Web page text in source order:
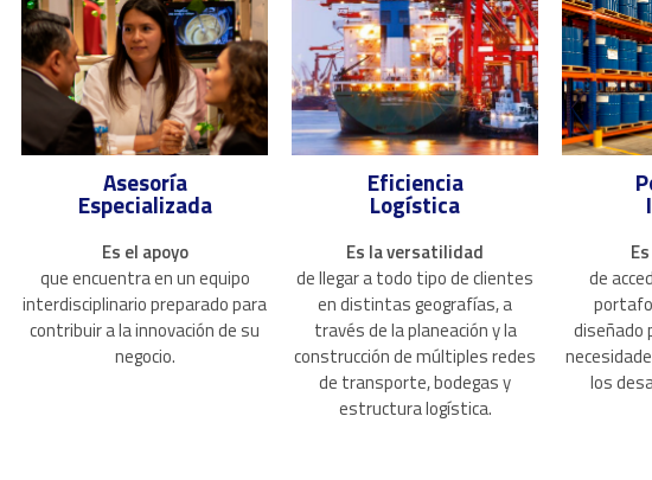
Asesoría
Especializada
Es el apoyo
que encuentra en un equipo
interdisciplinario preparado para
contribuir a la innovación de su
negocio.
Eficiencia
Logística
Es la versatilidad
de llegar a todo tipo de clientes
en distintas geografías, a
través de la planeación y la
construcción de múltiples redes
de transporte, bodegas y
estructura logística.
de
diseñado
los